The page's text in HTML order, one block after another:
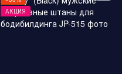
АКЦИЯ